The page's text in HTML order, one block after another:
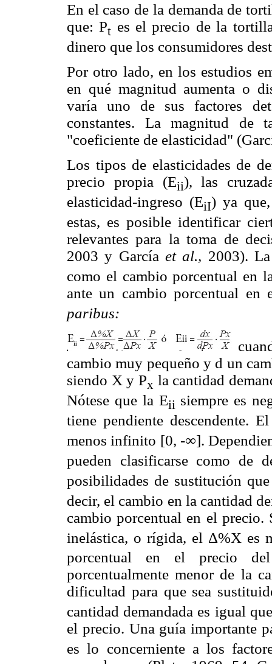
En el caso de la demanda de
que: Pt es el precio de la
dinero que los consumidores
Por otro lado, en los estudios
en qué magnitud aumenta o
varía uno de sus factores
constantes. La magnitud de
"coeficiente de elasticidad"
Los tipos de elasticidades de
precio propia (Eii), las
elasticidad-ingreso (EiI) ya
estas, es posible identificar
relevantes para la toma de
2003 y García et al., 2003).
como el cambio porcentual en
ante un cambio porcentual
paribus:
cambio muy pequeño y d un
siendo X y Px la cantidad
Nótese que la Eii siempre es
tiene pendiente descendente.
menos infinito [0, -∞].
pueden clasificarse como de
posibilidades de sustitución
decir, el cambio en la cantidad
cambio porcentual en el precio.
inelástica, o rígida, el Δ%X es
porcentual en el precio
porcentualmente menor de la
dificultad para que sea
cantidad demandada es igual
el precio. Una guía importante
es lo concerniente a los